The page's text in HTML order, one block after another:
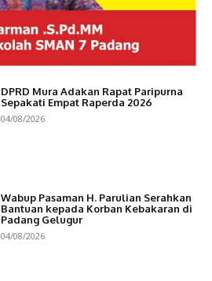
DPRD Mura Adakan Rapat Paripurna
Sepakati Empat Raperda 2026
04/08/2026
Wabup Pasaman H. Parulian Serahkan
Bantuan kepada Korban Kebakaran di
Padang Gelugur
04/08/2026